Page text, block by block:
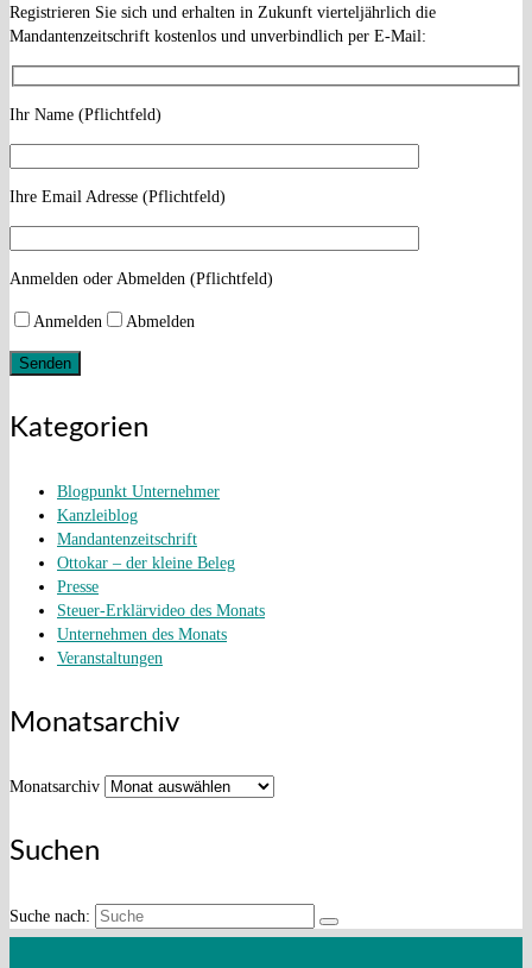
Registrieren Sie sich und erhalten in Zukunft vierteljährlich die
Mandantenzeitschrift kostenlos und unverbindlich per E-Mail:
Ihr Name (Pflichtfeld)
Ihre Email Adresse (Pflichtfeld)
Anmelden oder Abmelden (Pflichtfeld)
Anmelden Abmelden
Kategorien
Blogpunkt Unternehmer
Kanzleiblog
Mandantenzeitschrift
Ottokar – der kleine Beleg
Presse
Steuer-Erklärvideo des Monats
Unternehmen des Monats
Veranstaltungen
Monatsarchiv
Monatsarchiv
Suchen
Suche nach: